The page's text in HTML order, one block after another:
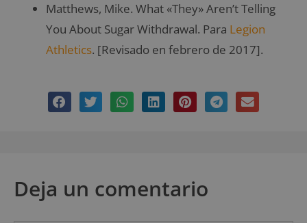
Matthews, Mike. What «They» Aren’t Telling
You About Sugar Withdrawal. Para Legion
Athletics. [Revisado en febrero de 2017].
Deja un comentario